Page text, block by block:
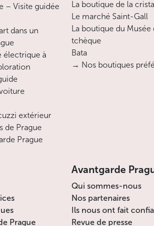
l’un des plus grands chantiers de
Mais, avant que ça ne soit le cas,
encore goûter aujourd’hui
indescriptible de paysages
industriels qui sont restés
intacts en plein cœur de
bourdonnante.
les monuments, on visitera
le complexe des anciens
autres) ou encore l’exceptionnel
de Libeň, réalisé par Pavel Janák, un
exemple d’architecture à mi-
entre les derniers échos du
architectural et le mouvement
– Visite guidée
dans un
électrique à
extérieur
de Prague
Prague
La boutique de la
Le marché Saint-Gall
La boutique du Musée
tchèque
Bata
→ Nos boutiques
Prague
Avantgarde
Qui sommes-nous
Nos partenaires
Ils nous ont fait
Revue de presse